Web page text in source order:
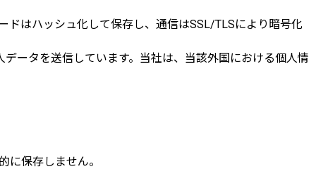
ドはハッシュ化して保存し、通信はSSL/TLSにより暗号化
ータを送信しています。当社は、当該外国における個人情
に保存しません。